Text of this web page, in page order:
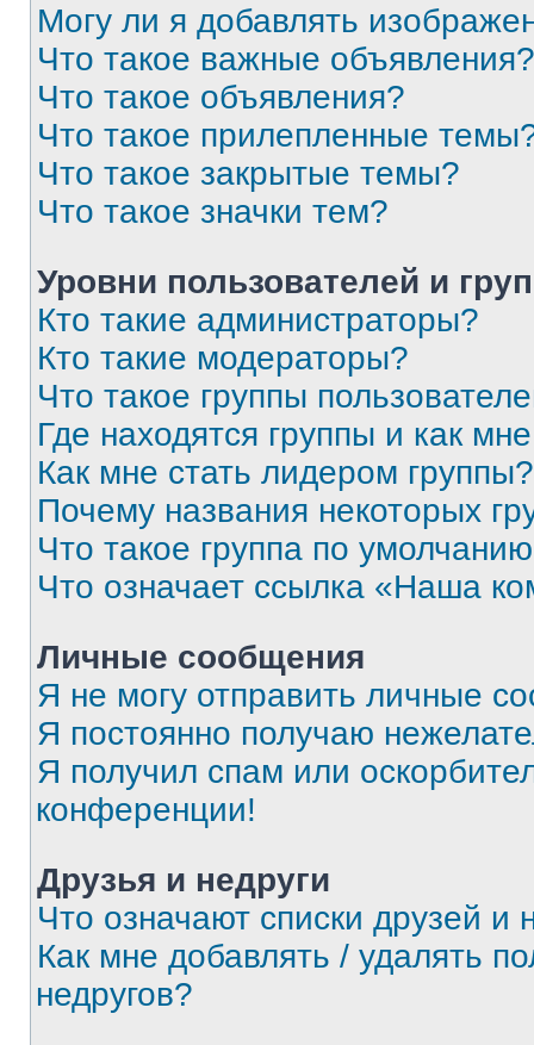
Могу ли я добавлять
Что такое важные объявления?
Что такое объявления?
Что такое прилепленные
Что такое закрытые темы?
Что такое значки тем?
Уровни пользователей и
Кто такие администраторы?
Кто такие модераторы?
Что такое группы
Где находятся группы и как
Как мне стать лидером группы?
Почему названия некоторых
Что такое группа по
Что означает ссылка «Наша
Личные сообщения
Я не могу отправить личные
Я постоянно получаю
Я получил спам или
конференции!
Друзья и недруги
Что означают списки друзей и
Как мне добавлять / удалять
недругов?